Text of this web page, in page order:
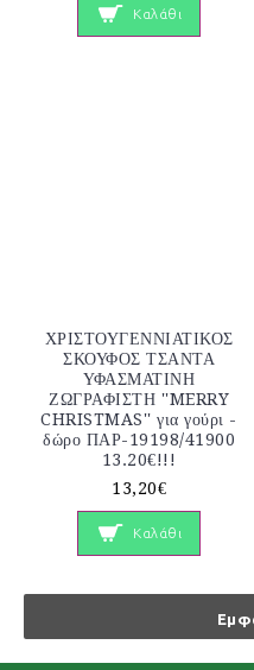
Καλάθι
ΧΡΙΣΤΟΥΓΕΝΝΙΑΤΙΚΟΣ
ΣΚΟΥΦΟΣ ΤΣΑΝΤΑ
ΥΦΑΣΜΑΤΙΝΗ
ΖΩΓΡΑΦΙΣΤΗ ''MERRY
CHRISTMAS'' για γούρι -
δώρο ΠΑΡ-19198/41900
13.20€!!!
13,20€
Καλάθι